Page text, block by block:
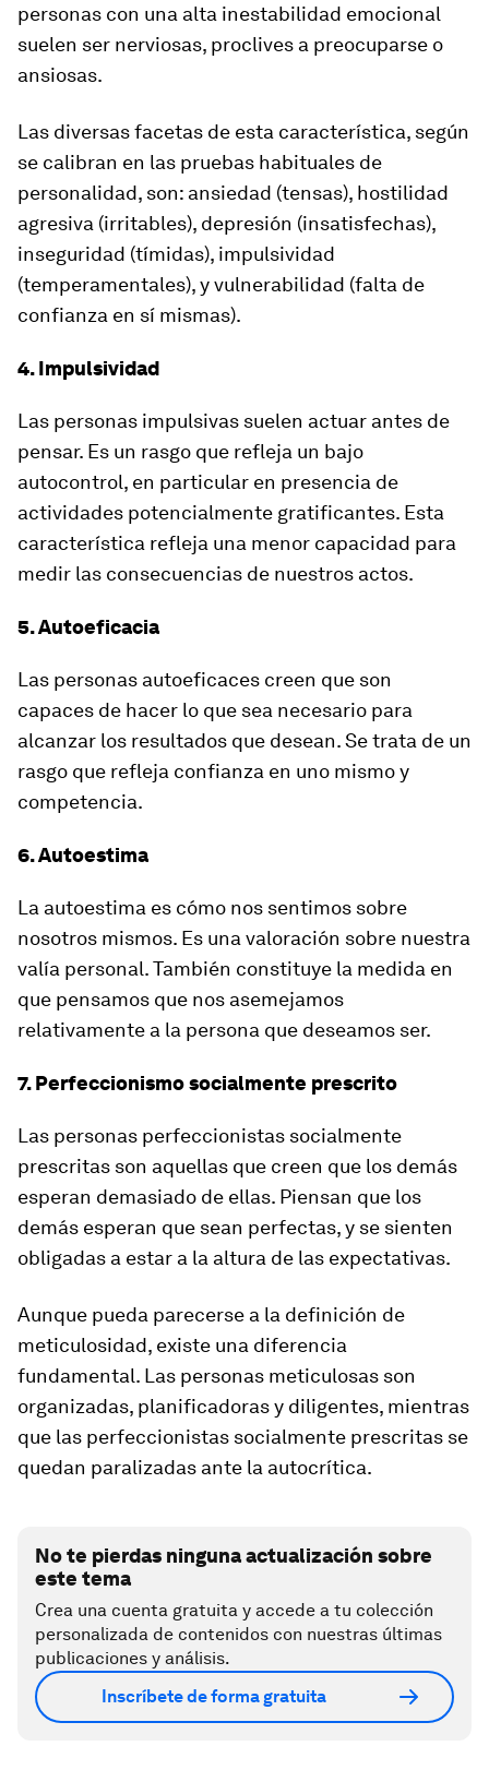
personas con una alta inestabilidad emocional
suelen ser nerviosas, proclives a preocuparse o
ansiosas.
Las diversas facetas de esta característica, según
se calibran en las pruebas habituales de
personalidad, son: ansiedad (tensas), hostilidad
agresiva (irritables), depresión (insatisfechas),
inseguridad (tímidas), impulsividad
(temperamentales), y vulnerabilidad (falta de
confianza en sí mismas).
4. Impulsividad
Las personas impulsivas suelen actuar antes de
pensar. Es un rasgo que refleja un bajo
autocontrol, en particular en presencia de
actividades potencialmente gratificantes. Esta
característica refleja una menor capacidad para
medir las consecuencias de nuestros actos.
5. Autoeficacia
Las personas autoeficaces creen que son
capaces de hacer lo que sea necesario para
alcanzar los resultados que desean. Se trata de un
rasgo que refleja confianza en uno mismo y
competencia.
6. Autoestima
La autoestima es cómo nos sentimos sobre
nosotros mismos. Es una valoración sobre nuestra
valía personal. También constituye la medida en
que pensamos que nos asemejamos
relativamente a la persona que deseamos ser.
7. Perfeccionismo socialmente prescrito
Las personas perfeccionistas socialmente
prescritas son aquellas que creen que los demás
esperan demasiado de ellas. Piensan que los
demás esperan que sean perfectas, y se sienten
obligadas a estar a la altura de las expectativas.
Aunque pueda parecerse a la definición de
meticulosidad, existe una diferencia
fundamental. Las personas meticulosas son
organizadas, planificadoras y diligentes, mientras
que las perfeccionistas socialmente prescritas se
quedan paralizadas ante la autocrítica.
No te pierdas ninguna actualización sobre
este tema
Crea una cuenta gratuita y accede a tu colección
personalizada de contenidos con nuestras últimas
publicaciones y análisis.
Inscríbete de forma gratuita